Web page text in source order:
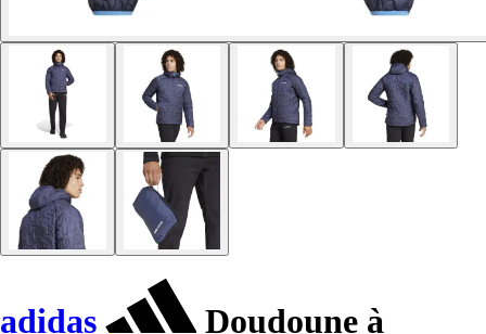
adidas
Doudoune à